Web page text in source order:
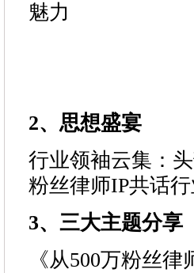
魅力
2、 思想盛宴
行业领袖云集：
粉丝律师IP共话
3、 三大主题分享
《从500万粉丝